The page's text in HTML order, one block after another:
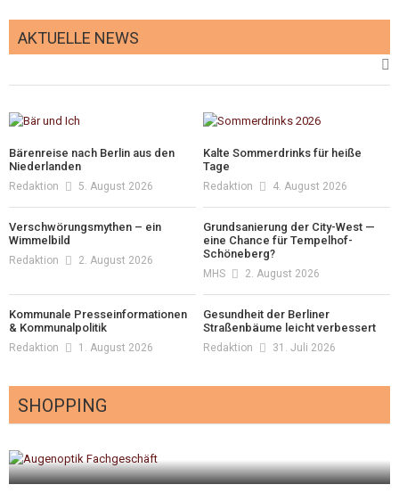
AKTUELLE NEWS
Bärenreise nach Berlin aus den
Niederlanden
Redaktion 5. August 2026
Kalte Sommerdrinks für heiße
Tage
Redaktion 4. August 2026
Verschwörungsmythen – ein
Wimmelbild
Redaktion 2. August 2026
Grundsanierung der City-West —
eine Chance für Tempelhof-
Schöneberg?
MHS 2. August 2026
Kommunale Presseinformationen
& Kommunalpolitik
Redaktion 1. August 2026
Gesundheit der Berliner
Straßenbäume leicht verbessert
Redaktion 31. Juli 2026
SHOPPING